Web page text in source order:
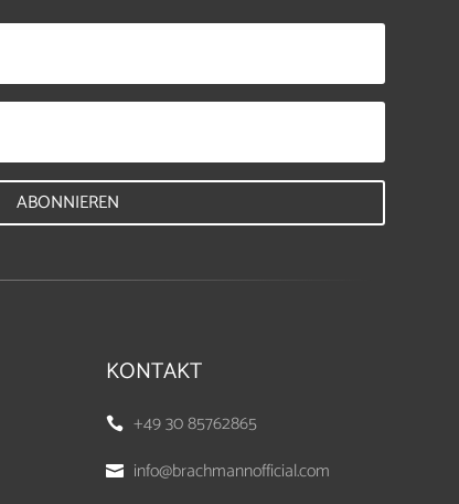
ABONNIEREN
KONTAKT
 +49 30 85762865

info@brachmannofficial.com